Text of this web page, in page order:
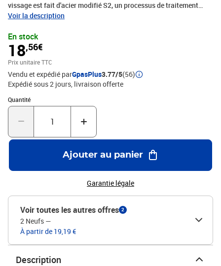
vissage est fait d'acier modifié S2, un processus de traitement
thermique optimisé confère à l'embout une qualité extra-dure pour
torsion conique de l'embout absorbe la force et les vibrations du
vissage, ce qui améliore l'absorption des pics de couple. De plus,
l'embout est doté d'une queue hexagonale 1/4'' pour un vissage
universel avec les visseuses et perceuses-
visseuses.Caractéristiques techniques : Type de métal : Acier
modifié S2.Zone de torsion conique pour l'amélioration
d'absorption des pics de couple.
Voir la description
En stock
18,56€
Prix unitaire TTC
Vendu et expédié parGpasPlus3.77/5(56)
Expédié sous 2 jours livraison offerte
Quantité
Quantité : 1
Ajouter au panier
Garantie légale
Voir toutes les autres offres 2
2 Neufs —
À partir de 19,19 €
Description